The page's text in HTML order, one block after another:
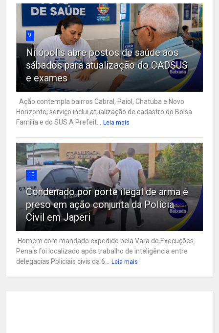
9
Nilópolis abre postos de saúde aos
sábados para atualização do CADSUS
e exames
Ação contempla bairros Cabral, Paiol, Chatuba e Novo
Horizonte; serviço inclui atualização de cadastro do Bolsa
Família e do SUS A Prefeit...
Leia mais
10
Condenado por porte ilegal de arma é
preso em ação conjunta da Polícia
Civil em Japeri
Homem com mandado expedido pela Vara de Execuções
Penais foi localizado após trabalho de inteligência entre
delegacias Policiais civis da 6...
Leia mais